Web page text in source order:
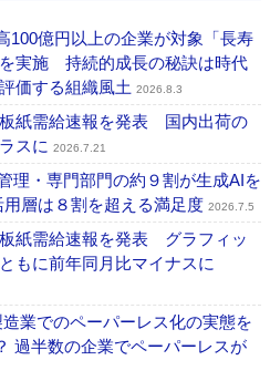
億円以上の企業が対象「長寿
実施 持続的成長の秘訣は時代
価する組織風土 2026.8.3
紙需給速報を発表 国内出荷の
スに 2026.7.21
・専門部門の約９割が生成AIを
層は８割を超える満足度 2026.7.5
紙需給速報を発表 グラフィッ
もに前年同月比マイナスに
業でのペーパーレス化の実態を
過半数の企業でペーパーレスが